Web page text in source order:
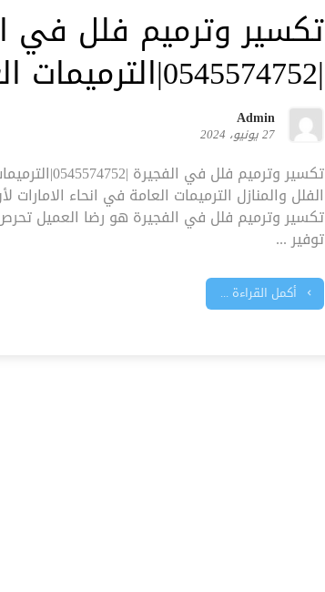
تكسير وترميم فلل في
|0545574752|الترميمات العامة
Admin
27 يونيو، 2024
تكسير وترميم فلل في
الفلل والمنازل الترميمات العامة في انحاء
تكسير وترميم فلل في الفجيرة هو رضا العميل
توفير ...
أكمل القراءة ...